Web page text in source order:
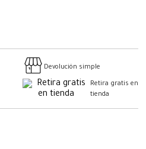
Devolución simple
Retira gratis en
tienda